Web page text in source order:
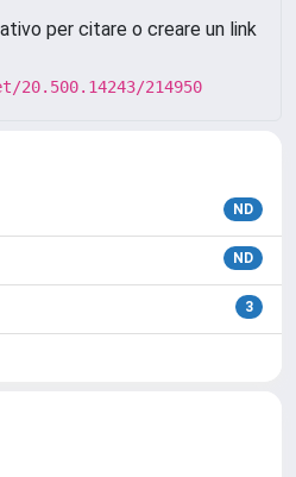
per citare o creare un link
214950
ND
ND
3